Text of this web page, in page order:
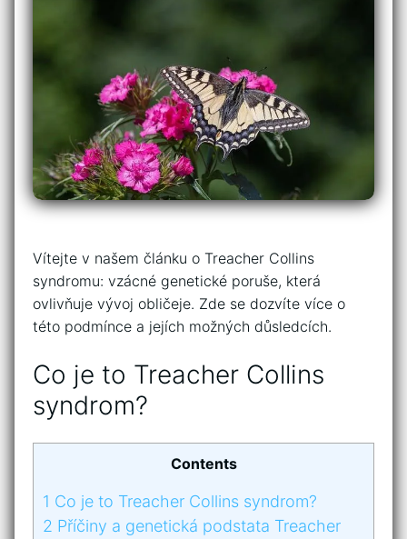
Vítejte v našem článku ‌o Treacher Collins
syndromu: vzácné genetické ‍poruše, která
ovlivňuje ‍vývoj obličeje. Zde se dozvíte více o
této⁤ podmínce a⁤ jejích možných důsledcích.
Co je to Treacher Collins
syndrom?
Contents
1 Co je to Treacher Collins syndrom?
2 Příčiny a genetická podstata Treacher